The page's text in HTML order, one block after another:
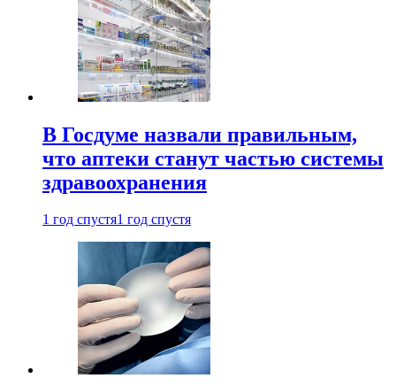
В Госдуме назвали правильным,
что аптеки станут частью системы
здравоохранения
1 год спустя1 год спустя